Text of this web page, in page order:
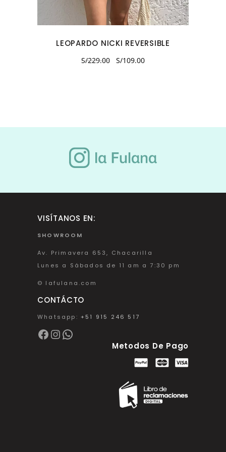
pueden
en
la
LEOPARDO NICKI REVERSIBLE
S/229.00 El
S/109.00El
VISÍTANOS EN:
SHOWROOM
Av. Primavera 653, Chacarilla
Lunes a Sábados de 11 am a 7:30 pm
© lafulana.com
CONTÁCTO
Whatsapp: +51 915 246 517
Facebook
Instagram
WhatsApp
Metodos De Pago